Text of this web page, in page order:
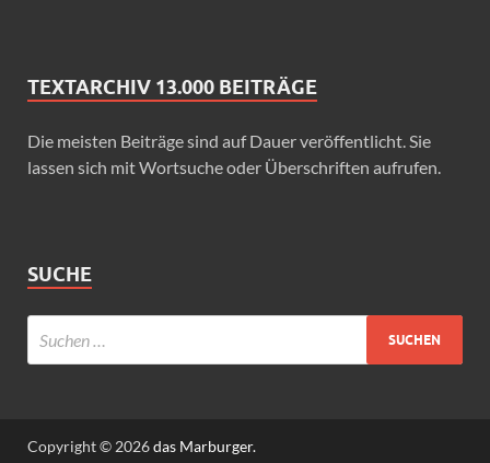
TEXTARCHIV 13.000 BEITRÄGE
Die meisten Beiträge sind auf Dauer veröffentlicht. Sie
lassen sich mit Wortsuche oder Überschriften aufrufen.
SUCHE
Copyright © 2026das Marburger.